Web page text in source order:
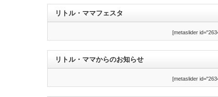
リトル・ママフェスタ
[metaslider
リトル・ママからのお知らせ
[metaslider